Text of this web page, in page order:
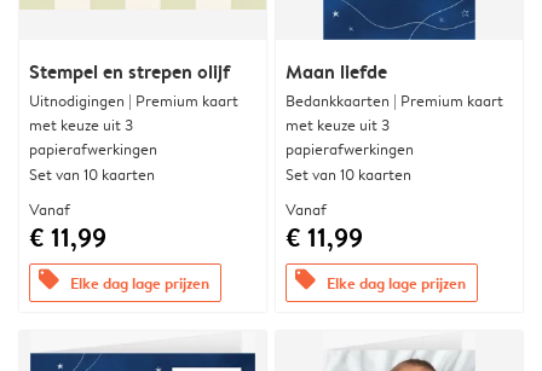
Stempel en strepen olijf
Uitnodigingen | Premium kaart
met keuze uit 3
papierafwerkingen
Set van 10 kaarten
Vanaf
€ 11,99
offers Elke dag lage prijzen
Maan liefde
Bedankkaarten | Premium kaart
met keuze uit 3
papierafwerkingen
Set van 10 kaarten
Vanaf
€ 11,99
offers Elke dag lage prijzen